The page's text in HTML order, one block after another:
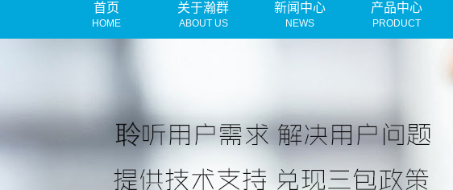
首页
HOME
关于瀚群
ABOUT US
新闻中心
NEWS
产品中心
PRODUCT